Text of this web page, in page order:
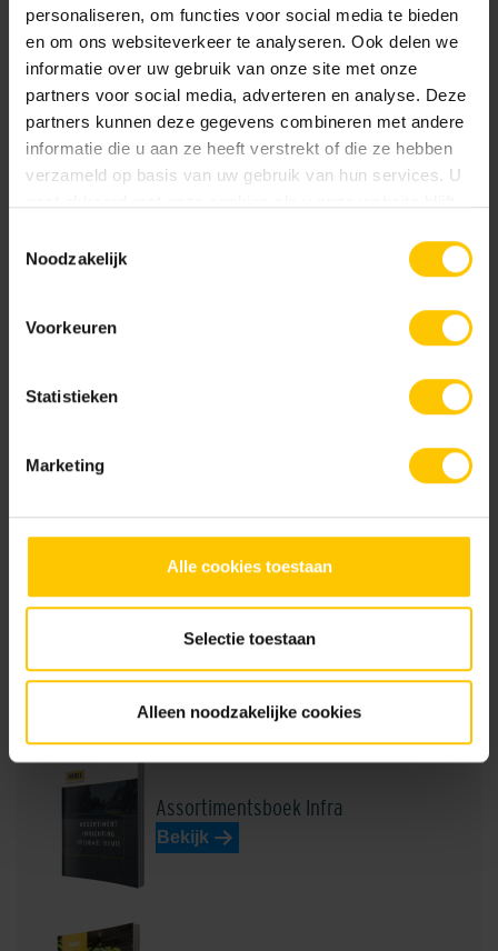
personaliseren, om functies voor social media te bieden
en om ons websiteverkeer te analyseren. Ook delen we
informatie over uw gebruik van onze site met onze
partners voor social media, adverteren en analyse. Deze
partners kunnen deze gegevens combineren met andere
informatie die u aan ze heeft verstrekt of die ze hebben
verzameld op basis van uw gebruik van hun services. U
Noodzakelijk
Voorkeuren
Statistieken
Marketing
Alle cookies toestaan
Selectie toestaan
Alleen noodzakelijke cookies
Edel Donkergrijs Edel Geel
Edel Grijs Edel Groen
Edel Heidemangaan Edel Rood
Edel Rood-Bruin
Documentatie
NL-BSB-certificaat vooraf vervaardigde elementen van beton
GeoColor Excellent
GeoColor Prestige
NL-BSB-certificaat vooraf vervaardigde elementen van beton (Aalst) K20305
Assortimentsboek Infra
Bekijk